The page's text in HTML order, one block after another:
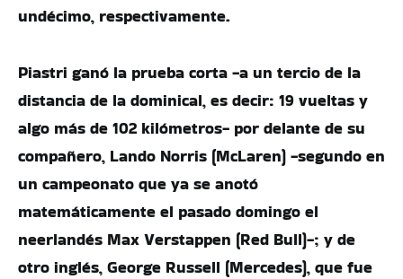
undécimo, respectivamente.
Piastri ganó la prueba corta -a un tercio de la
distancia de la dominical, es decir: 19 vueltas y
algo más de 102 kilómetros- por delante de su
compañero, Lando Norris (McLaren) -segundo en
un campeonato que ya se anotó
matemáticamente el pasado domingo el
neerlandés Max Verstappen (Red Bull)-; y de
otro inglés, George Russell (Mercedes), que fue